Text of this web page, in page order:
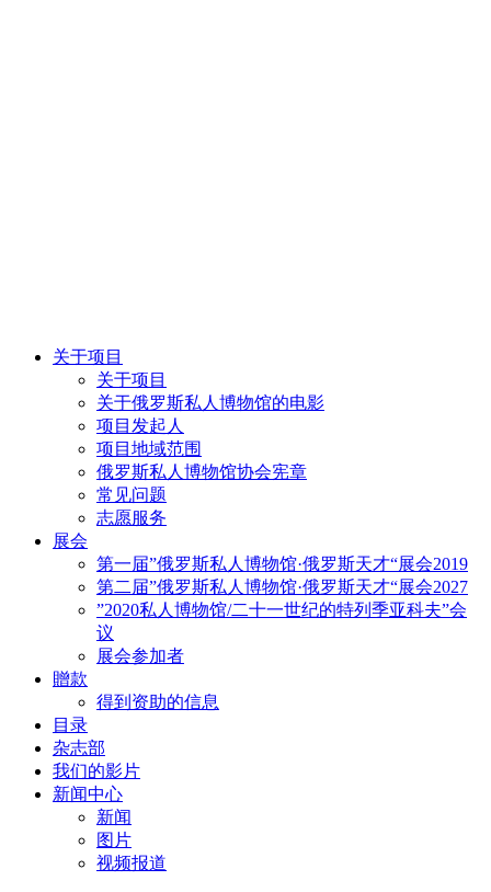
关于项目
关于项目
关于俄罗斯私人博物馆的电影
项目发起人
项目地域范围
俄罗斯私人博物馆协会宪章
常见问题
志愿服务
展会
第一届”俄罗斯私人博物馆·俄罗斯天才“展会2019
第二届”俄罗斯私人博物馆·俄罗斯天才“展会2027
”2020私人博物馆/二十一世纪的特列季亚科夫”会
议
展会参加者
贈款
得到资助的信息
目录
杂志部
我们的影片
新闻中心
新闻
图片
视频报道